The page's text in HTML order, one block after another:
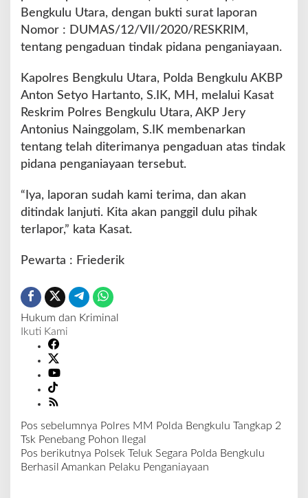
Bengkulu Utara, dengan bukti surat laporan
Nomor : DUMAS/12/VII/2020/RESKRIM,
tentang pengaduan tindak pidana penganiayaan.
Kapolres Bengkulu Utara, Polda Bengkulu AKBP
Anton Setyo Hartanto, S.IK, MH, melalui Kasat
Reskrim Polres Bengkulu Utara, AKP Jery
Antonius Nainggolam, S.IK membenarkan
tentang telah diterimanya pengaduan atas tindak
pidana penganiayaan tersebut.
“Iya, laporan sudah kami terima, dan akan
ditindak lanjuti. Kita akan panggil dulu pihak
terlapor,” kata Kasat.
Pewarta : Friederik
Hukum dan Kriminal
Ikuti Kami
N
a
v
Pos sebelumnya Polres MM Polda Bengkulu Tangkap 2
Tsk Penebang Pohon Ilegal
Pos berikutnya Polsek Teluk Segara Polda Bengkulu
Berhasil Amankan Pelaku Penganiayaan